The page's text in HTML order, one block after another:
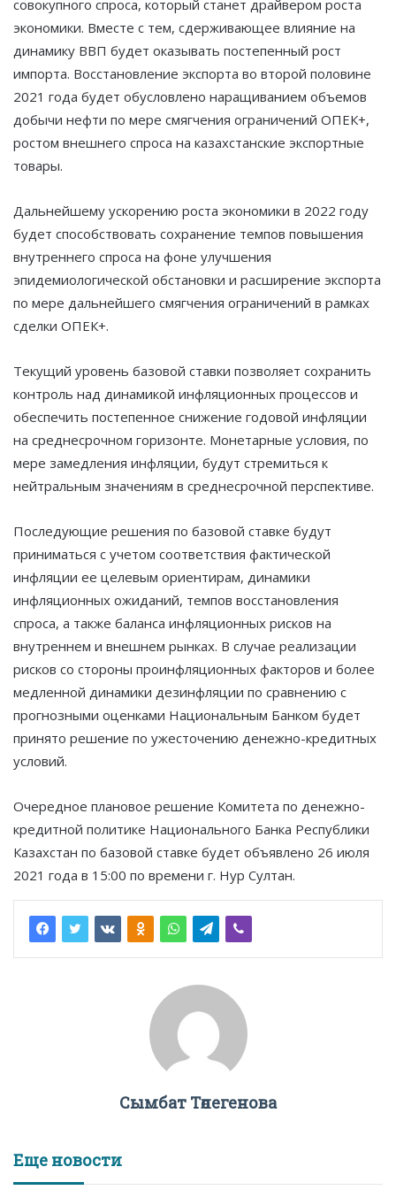
совокупного спроса, который станет драйвером роста
экономики. Вместе с тем, сдерживающее влияние на
динамику ВВП будет оказывать постепенный рост
импорта. Восстановление экспорта во второй половине
2021 года будет обусловлено наращиванием объемов
добычи нефти по мере смягчения ограничений ОПЕК+,
ростом внешнего спроса на казахстанские экспортные
товары.
Дальнейшему ускорению роста экономики в 2022 году
будет способствовать сохранение темпов повышения
внутреннего спроса на фоне улучшения
эпидемиологической обстановки и расширение экспорта
по мере дальнейшего смягчения ограничений в рамках
сделки ОПЕК+.
Текущий уровень базовой ставки позволяет сохранить
контроль над динамикой инфляционных процессов и
обеспечить постепенное снижение годовой инфляции
на среднесрочном горизонте. Монетарные условия, по
мере замедления инфляции, будут стремиться к
нейтральным значениям в среднесрочной перспективе.
Последующие решения по базовой ставке будут
приниматься с учетом соответствия фактической
инфляции ее целевым ориентирам, динамики
инфляционных ожиданий, темпов восстановления
спроса, а также баланса инфляционных рисков на
внутреннем и внешнем рынках. В случае реализации
рисков со стороны проинфляционных факторов и более
медленной динамики дезинфляции по сравнению с
прогнозными оценками Национальным Банком будет
принято решение по ужесточению денежно-кредитных
условий.
Очередное плановое решение Комитета по денежно-
кредитной политике Национального Банка Республики
Казахстан по базовой ставке будет объявлено 26 июля
2021 года в 15:00 по времени г. Нур Султан.
Сымбат Төлегенова
Еще новости